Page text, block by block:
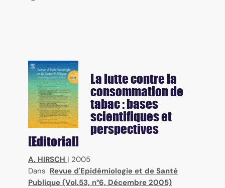
La lutte contre la
consommation de
tabac : bases
scientifiques et
perspectives
[Editorial]
A. HIRSCH | 2005
Dans Revue d'Epidémiologie et de Santé
Publique (Vol.53, n°6, Décembre 2005)